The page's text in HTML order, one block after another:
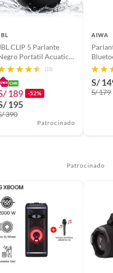
teléfonos
PS4, instrumentos
y otros dispositivos que
la boleta de compra.</li>
<li>Garantía no aplica para los
GS570
JBL CLIP 5 Parlante
Portatil Acuatico
Extra Bass(13)
189 -52%
195
390
Patrocinado
AIWA
12W
S/
S/ 179
Patrocinado